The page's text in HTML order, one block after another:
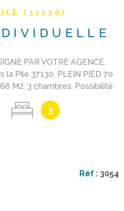
(37130)
PAR VOTRE AGENCE.
la Pile 37130. PLEIN PIED 70
M2. 3 chambres. Possibilité
Jardin de 1619 M2
Possibilité de garer plusieurs
Proximité Immédiate du
Arrêt de bus sur place.
37230. 20 kilomètres de
d'agence inclus et frais
3
Réf : 3054